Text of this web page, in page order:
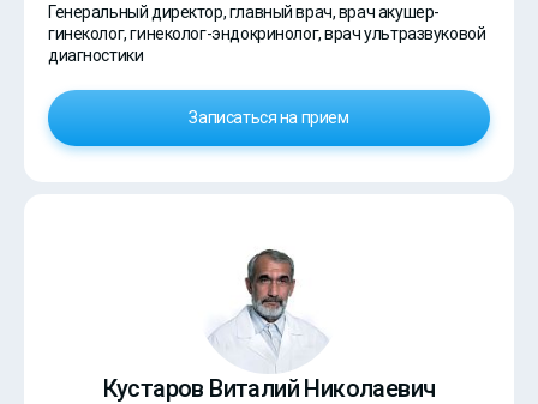
Генеральный директор, главный врач, врач акушер-
гинеколог, гинеколог-эндокринолог, врач ультразвуковой
диагностики
Записаться на прием
Кустаров Виталий Николаевич